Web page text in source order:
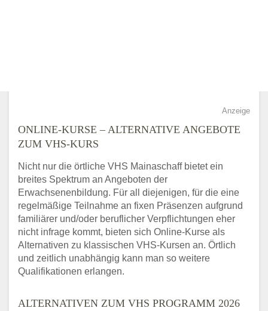
Anzeige
ONLINE-KURSE – ALTERNATIVE ANGEBOTE
ZUM VHS-KURS
Nicht nur die örtliche VHS Mainaschaff bietet ein
breites Spektrum an Angeboten der
Erwachsenenbildung. Für all diejenigen, für die eine
regelmäßige Teilnahme an fixen Präsenzen aufgrund
familiärer und/oder beruflicher Verpflichtungen eher
nicht infrage kommt, bieten sich Online-Kurse als
Alternativen zu klassischen VHS-Kursen an. Örtlich
und zeitlich unabhängig kann man so weitere
Qualifikationen erlangen.
ALTERNATIVEN ZUM VHS PROGRAMM 2026